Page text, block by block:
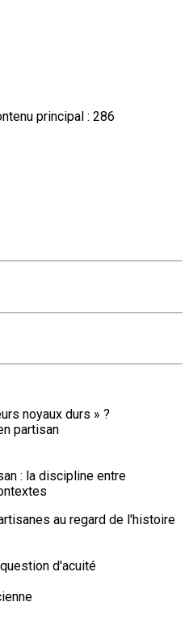
principal : 286
noyaux durs » ?
partisan
: la discipline entre
au regard de l'histoire
d'acuité